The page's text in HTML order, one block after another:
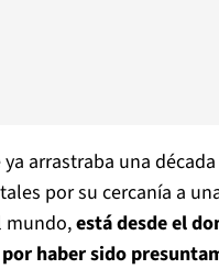
arrastraba una
por su cercanía a
mundo,está desde el
haber sido